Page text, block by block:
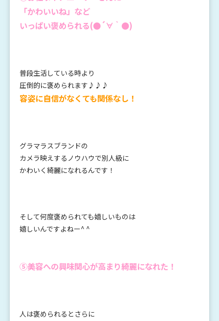
「かわいいね」など
いっぱい褒められる(●´∀｀●)
普段生活している時より
圧倒的に褒められます♪♪♪
容姿に自信がなくても関係なし！
グラマラスブランドの
カメラ映えするノウハウで別人級に
かわいく綺麗になれるんです！
そして何度褒められても嬉しいものは
嬉しいんですよねー^ ^
⑤美容への興味関心が高まり綺麗になれた！
人は褒められるとさらに